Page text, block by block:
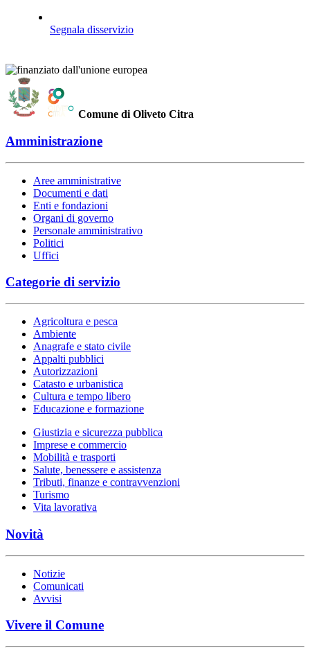
Segnala disservizio
Comune di Oliveto Citra
Amministrazione
Aree amministrative
Documenti e dati
Enti e fondazioni
Organi di governo
Personale amministrativo
Politici
Uffici
Categorie di servizio
Agricoltura e pesca
Ambiente
Anagrafe e stato civile
Appalti pubblici
Autorizzazioni
Catasto e urbanistica
Cultura e tempo libero
Educazione e formazione
Giustizia e sicurezza pubblica
Imprese e commercio
Mobilità e trasporti
Salute, benessere e assistenza
Tributi, finanze e contravvenzioni
Turismo
Vita lavorativa
Novità
Notizie
Comunicati
Avvisi
Vivere il Comune